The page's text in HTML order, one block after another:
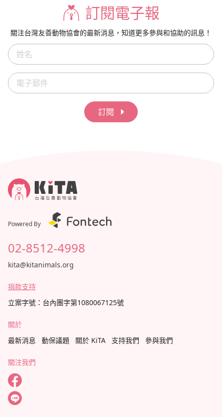
訂閱電子報
關注台灣友善動物協會的最新消息，知道更多參與和協助的訊息！
訂閱
Powered By
02-8512-4998
kita@kitanimals.org
捐款支持
立案字號：台內團字第1080067125號
關於
最新消息
動保議題 關於 KiTA 支持我們 參與我們
關注我們